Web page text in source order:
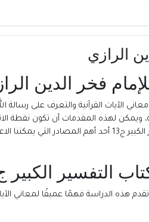
الآيات القرآنية والتعرف على
لهذه المقدمات أن تكون نقطة
من المصادر التي يمكن الاعتماد عليها في تفسير القران الكريم
التفسير الكبير
هذه الدراسة فهمًا عميقًا لمعاني